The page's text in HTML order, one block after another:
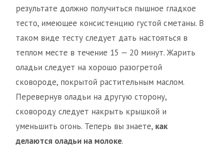
результате должно получиться пышное гладкое
тесто, имеющее консистенцию густой сметаны. В
таком виде тесту следует дать настояться в
теплом месте в течение 15 — 20 минут. Жарить
оладьи следует на хорошо разогретой
сковороде, покрытой растительным маслом.
Перевернув оладьи на другую сторону,
сковороду следует накрыть крышкой и
уменьшить огонь. Теперь вы знаете, как
делаются оладьи на молоке.